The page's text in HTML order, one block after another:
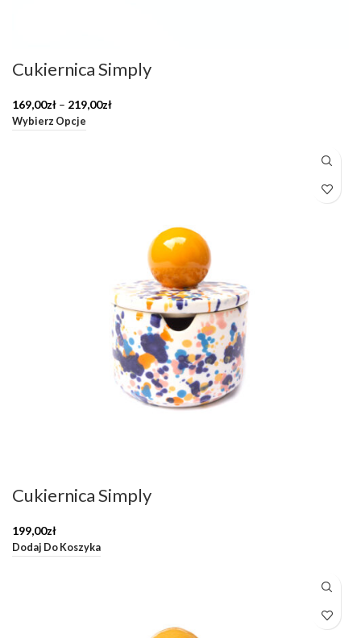
Cukiernica Simply
169,00zł – 219,00złZakres
Wybierz Opcje
Cukiernica Simply
199,00zł
Dodaj Do Koszyka